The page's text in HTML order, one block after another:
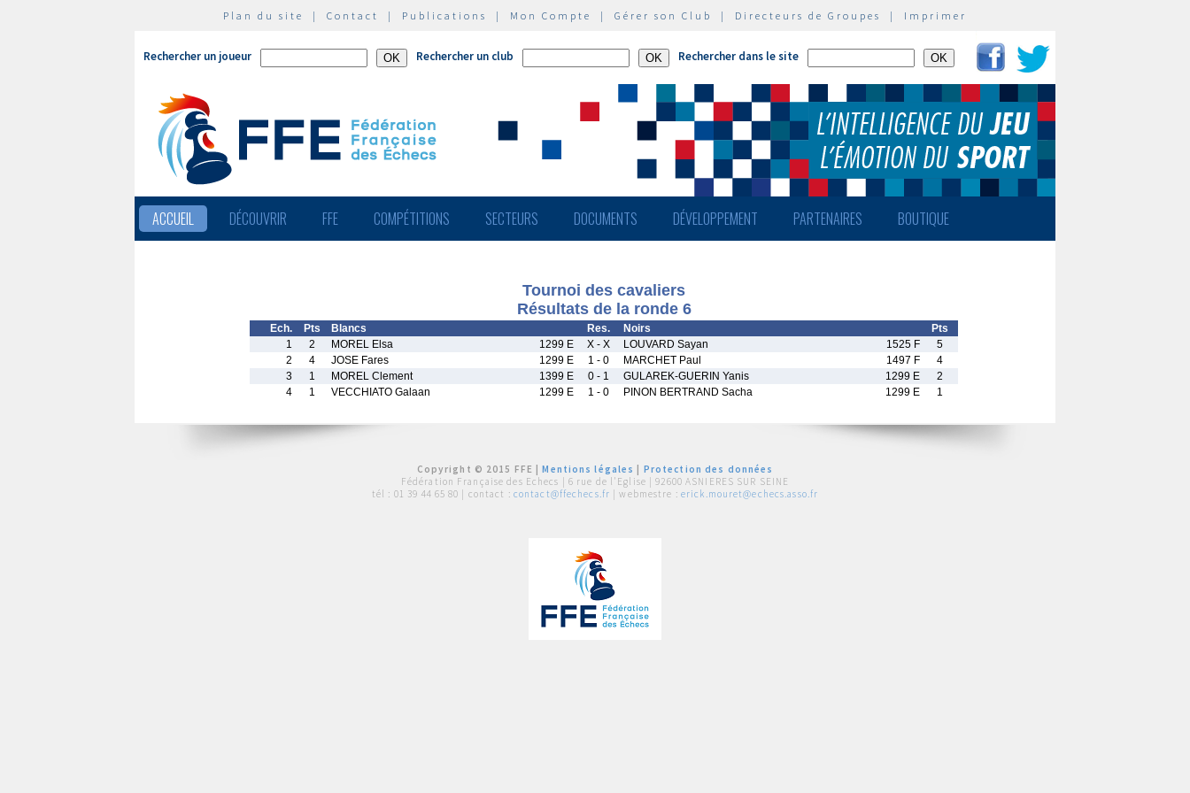
Plan du site | Contact | Publications | Mon Compte | Gérer son Club | Directeurs de Groupes | Imprimer
Rechercher un joueur Rechercher un club Rechercher dans le site
ACCUEIL DÉCOUVRIR FFE COMPÉTITIONS SECTEURS DOCUMENTS DÉVELOPPEMENT PARTENAIRES BOUTIQUE
Tournoi des cavaliers
Résultats de la ronde 6
Ech. Pts Blancs Res. Noirs
Pts
1
2 MOREL Elsa 1299 E X - X LOUVARD Sayan 1525 F
5
2
4 JOSE Fares 1299 E 1 - 0 MARCHET Paul 1497 F
4
3
1 MOREL Clement 1399 E 0 - 1 GULAREK-GUERIN Yanis 1299 E
2
4
1 VECCHIATO Galaan 1299 E 1 - 0 PINON BERTRAND Sacha 1299 E 1
Copyright © 2015 FFE |Mentions légales
Protection des données
Fédération Française des Echecs | 6 rue de l'Eglise | 92600 ASNIERES SUR SEINE
tél : 01 39 44 65 80 | contact : contact@ffechecs.fr | webmestre : erick.mouret@echecs.asso.fr